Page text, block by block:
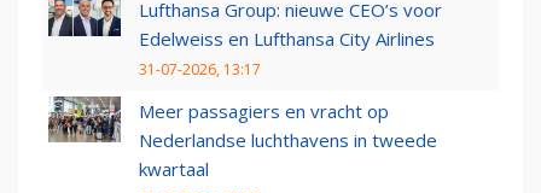
Lufthansa Group: nieuwe CEO’s voor
Edelweiss en Lufthansa City Airlines
31-07-2026, 13:17
Meer passagiers en vracht op
Nederlandse luchthavens in tweede
kwartaal